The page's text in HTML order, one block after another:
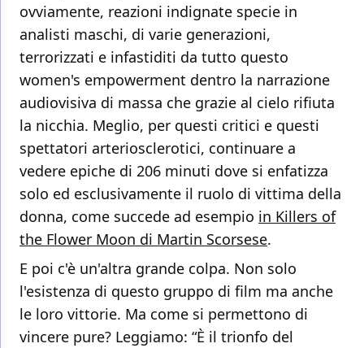
ovviamente, reazioni indignate specie in
analisti maschi, di varie generazioni,
terrorizzati e infastiditi da tutto questo
women's empowerment dentro la narrazione
audiovisiva di massa che grazie al cielo rifiuta
la nicchia. Meglio, per questi critici e questi
spettatori arteriosclerotici, continuare a
vedere epiche di 206 minuti dove si enfatizza
solo ed esclusivamente il ruolo di vittima della
donna, come succede ad esempio in Killers of
the Flower Moon di Martin Scorsese.
E poi c'è un'altra grande colpa. Non solo
l'esistenza di questo gruppo di film ma anche
le loro vittorie. Ma come si permettono di
vincere pure? Leggiamo: “È il trionfo del